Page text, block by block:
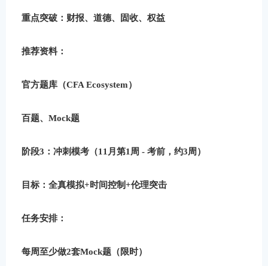
重点突破：财报、道德、固收、权益
推荐资料 ：
官方题库（CFA Ecosystem）
百题、Mock题
阶段3：冲刺模考（11月第1周 - 考前，约3周）
目标 ：全真模拟+时间控制+伦理突击
任务安排：
每周至少做2套Mock题（限时）